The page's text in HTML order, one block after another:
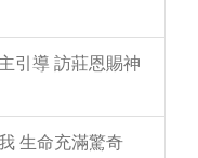
引導 訪莊恩賜神
生命充滿驚奇